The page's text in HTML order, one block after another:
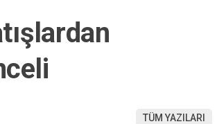
TÜM YAZILARI